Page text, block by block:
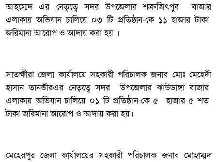
আহম্মেদ এর নেতৃত্বে সদর উপজেলার শত্রুজিৎপুর বাজার
এলাকায় অভিযান চালিয়ে ০৩ টি প্রতিষ্ঠান-কে ১১ হাজার টাকা
জরিমানা আরোপ ও আদায় করা হয় ।
সাতক্ষীরা জেলা কার্যালয়ে সহকারী পরিচালক জনাব মোঃ মেহেদী
হাসান তানভীরএর নেতৃত্বে সদর উপজেলার ঝাউডাঙ্গা বাজার
এলাকায় অভিযান চালিয়ে ০১ টি প্রতিষ্ঠান-কে ৫ হাজার ৫ শত
টাকা জরিমানা আরোপ ও আদায় করা হয়।
মেহেরপুর জেলা কার্যালয়ের সহকারী পরিচালক জনাব মোহাম্মদ